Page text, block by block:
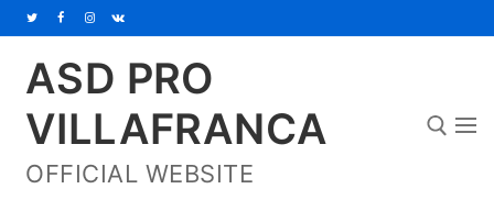
al
contenuto
ASD PRO
VILLAFRANCA
OFFICIAL WEBSITE